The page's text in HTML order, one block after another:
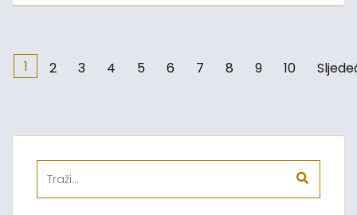
1 2 3 4 5 6 7 8 9 10